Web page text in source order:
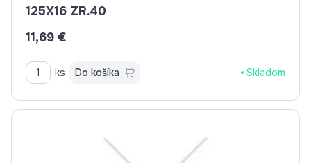
125X16 ZR.40
11,69 €
ks Do košíka Skladom